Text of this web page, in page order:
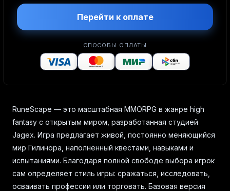
Перейти к оплате
СПОСОБЫ ОПЛАТЫ
RuneScape — это масштабная MMORPG в жанре high
fantasy с открытым миром, разработанная студией
Jagex. Игра предлагает живой, постоянно меняющийся
мир Гилинора, наполненный квестами, навыками и
испытаниями. Благодаря полной свободе выбора игрок
сам определяет стиль игры: сражаться, исследовать,
осваивать профессии или торговать. Базовая версия